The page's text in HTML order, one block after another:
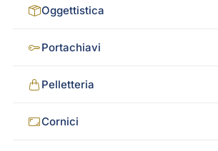
Oggettistica
Portachiavi
Pelletteria
Cornici